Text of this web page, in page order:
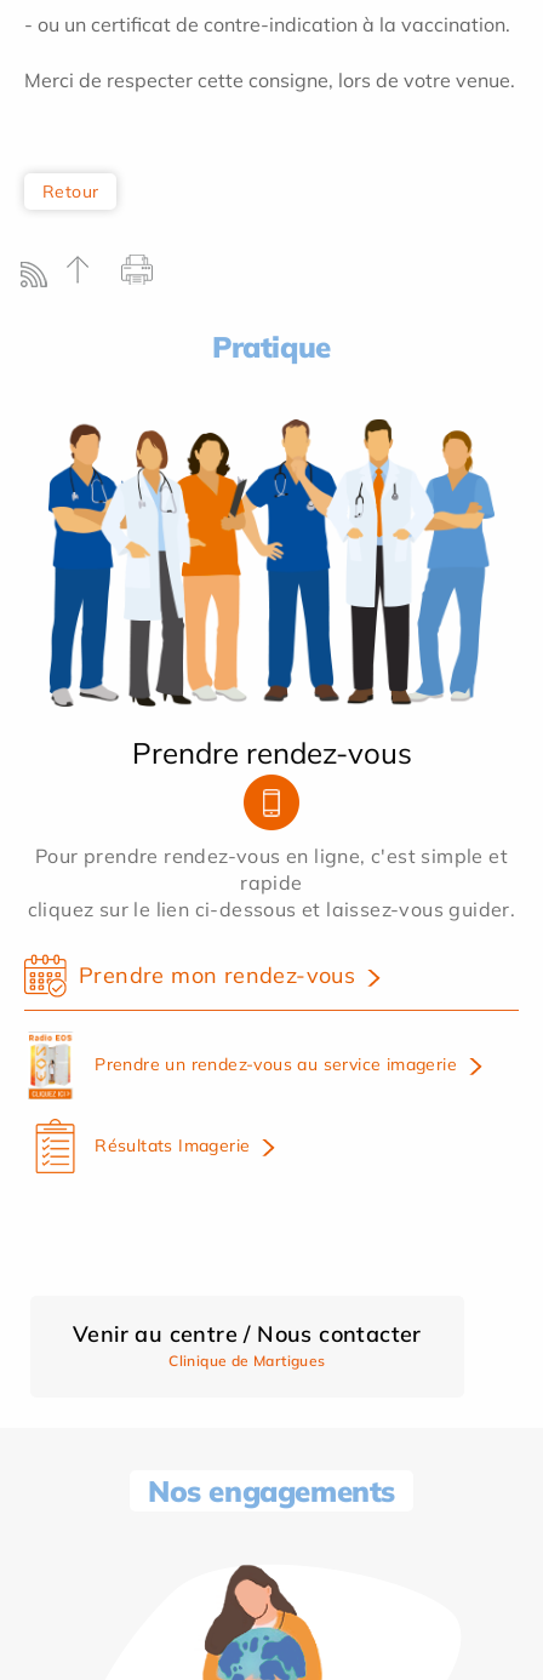
- ou un certificat de contre-indication à la vaccination.
Merci de respecter cette consigne, lors de votre venue.
Retour
Pratique
Prendre rendez-vous
Pour prendre rendez-vous en ligne, c'est simple et
rapide
cliquez sur le lien ci-dessous et laissez-vous guider.
Prendre mon rendez-vous
Prendre un rendez-vous au service imagerie
Résultats Imagerie
Venir au centre / Nous contacter
Clinique de Martigues
Nos engagements